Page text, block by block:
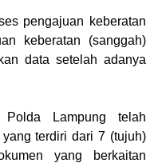
pengajuan keberatan
keberatan (sanggah)
data setelah adanya
Lampung telah
terdiri dari 7 (tujuh)
yang berkaitan